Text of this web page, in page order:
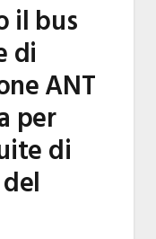
il bus
di
ANT
per
di